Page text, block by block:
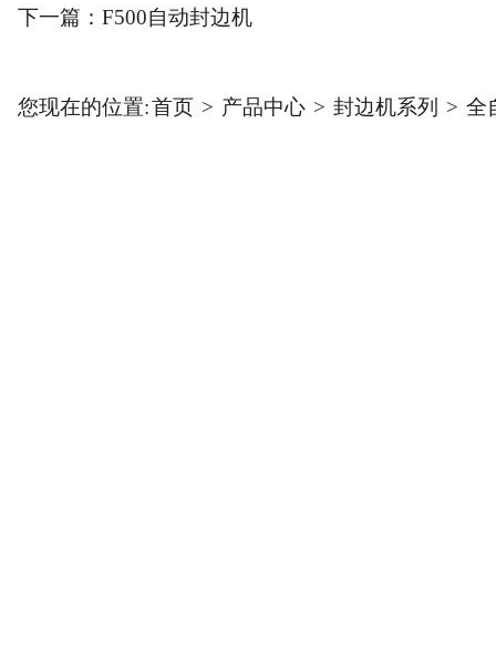
下一篇： F500自动封边机
您现在的位置:首页 > 产品中心 > 封边机系列 > 全